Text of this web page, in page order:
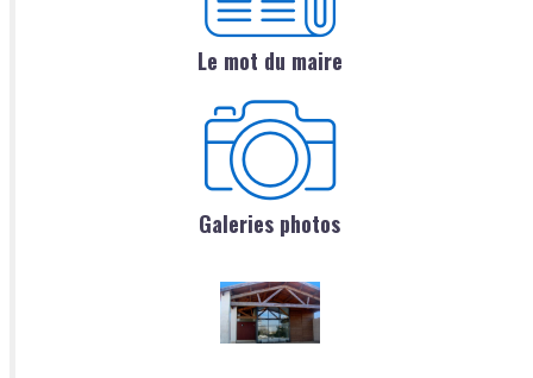
Le mot du maire
Galeries photos